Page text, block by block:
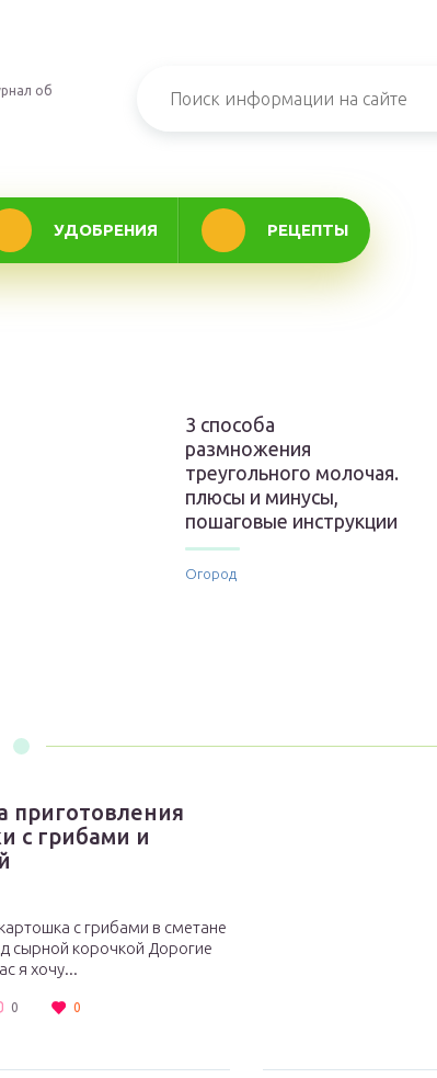
об
УДОБРЕНИЯ РЕЦЕПТЫ
3 способа
размножения
треугольного молочая.
плюсы и минусы,
пошаговые инструкции
Огород
приготовления
с грибами и
с грибами в сметане
сырной корочкой Дорогие
я хочу...
0 0